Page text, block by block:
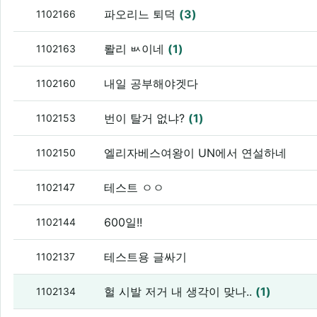
1102166 파오리느 퇴덕 (3)
1102163 뢀리 ㅄ이네 (1)
1102160 내일 공부해야겟다
1102153 번이 탈거 없냐? (1)
1102150 엘리자베스여왕이 UN에서 연설하네
1102147 테스트 ㅇㅇ
1102144 600일!!
1102137 테스트용 글싸기
1102134 헐 시발 저거 내 생각이 맞나.. (1)